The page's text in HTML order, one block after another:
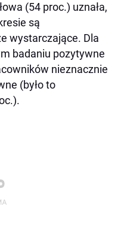
(54 proc.) uznała,
są
wystarczające. Dla
badaniu pozytywne
nieznacznie
(było to